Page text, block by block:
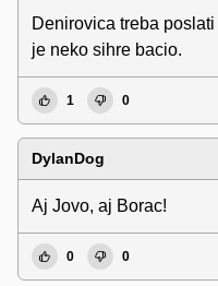
Denirovica treba
je neko sihre bacio.
1 0
DylanDog
Aj Jovo, aj Borac!
0 0